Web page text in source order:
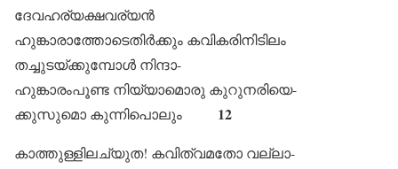
ദേവഹര്യക്ഷവര്യൻ
ഹുങ്കാരാത്തോടെതിർക്കും കവികരിനിടിലം
തച്ചുടയ്ക്കുമ്പോൾ നിന്ദാ-
ഹുങ്കാരംപൂണ്ട നിയ്യാമൊരു കുറുനരിയെ-
ക്കുസുമൊ കുന്നിപൊലും
12
കാത്തുള്ളിലച്യുത! കവിത്വമതോ വല്ലാ-